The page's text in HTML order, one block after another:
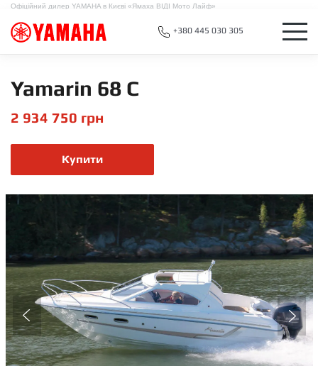
Офіційний дилер YAMAHA в Києві «Ямаха ВІДІ Мото Лайф»
+380 445 030 305
Yamarin 68 C
2 934 750 грн
Купити